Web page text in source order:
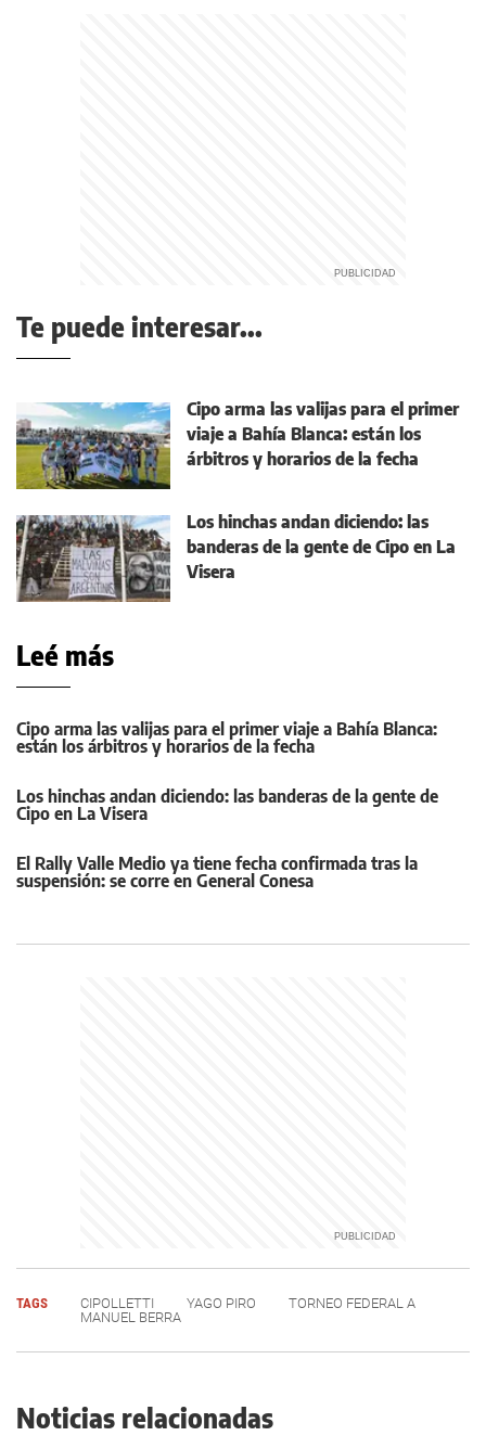
Te puede interesar...
Cipo arma las valijas para el primer
viaje a Bahía Blanca: están los
árbitros y horarios de la fecha
Los hinchas andan diciendo: las
banderas de la gente de Cipo en La
Visera
Leé más
Cipo arma las valijas para el primer viaje a Bahía Blanca:
están los árbitros y horarios de la fecha
Los hinchas andan diciendo: las banderas de la gente de
Cipo en La Visera
El Rally Valle Medio ya tiene fecha confirmada tras la
suspensión: se corre en General Conesa
TAGS CIPOLLETTI YAGO PIRO
TORNEO FEDERAL A
MANUEL BERRA
Noticias relacionadas